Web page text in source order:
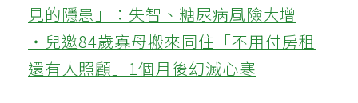
見的隱患」：失智、糖尿病風險大增
‧兒邀84歲寡母搬來同住「不用付房租
還有人照顧」1個月後幻滅心寒